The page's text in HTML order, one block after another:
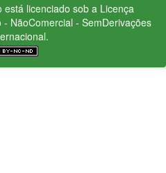
licenciado sob a Licença
NãoComercial - SemDerivações